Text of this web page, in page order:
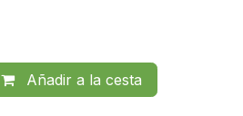
Añadir a la cesta